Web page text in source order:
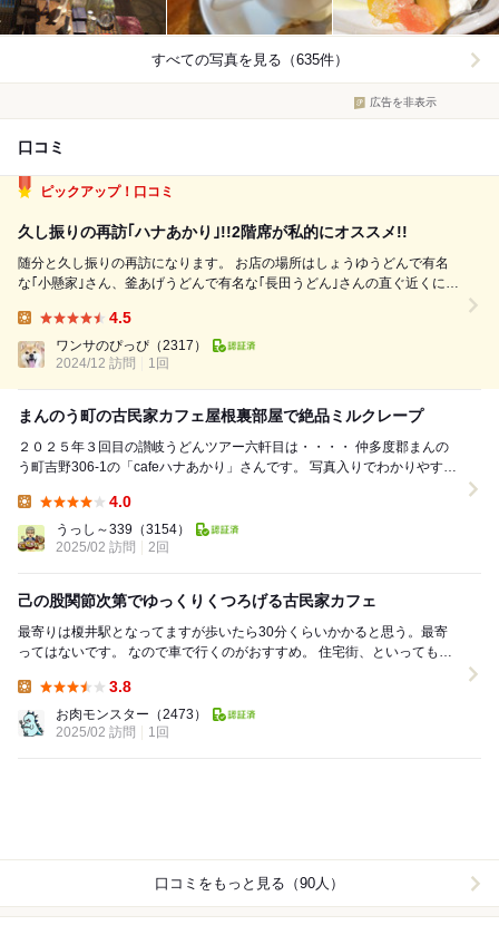
すべての写真を見る（635件）
広告を非表示
口コミ
ピックアップ！口コミ
久し振りの再訪｢ハナあかり｣!!2階席が私的にオススメ!!
随分と久し振りの再訪になります。 お店の場所はしょうゆうどんで有名
な｢小懸家｣さん、釜あげうどんで有名な｢長田うどん｣さんの直ぐ近くにあ
かりさんは｢知る人ぞ知る｣的みたいな感じのお店で、私もうどん屋に行く
のにこの県道をよ...
4.5
ワンサのぴっぴ （2317）
2024/12 訪問
1回
まんのう町の古民家カフェ屋根裏部屋で絶品ミルクレープ
２０２５年３回目の讃岐うどんツアー六軒目は・・・・ 仲多度郡まんの
う町吉野306-1の「cafeハナあかり」さんです。 写真入りでわかりやすく
4.0
うっし～339 （3154）
2025/02 訪問
2回
己の股関節次第でゆっくりくつろげる古民家カフェ
最寄りは榎井駅となってますが歩いたら30分くらいかかると思う。最寄
ってはないです。 なので車で行くのがおすすめ。 住宅街、といっても住
3.8
お肉モンスター （2473）
2025/02 訪問
1回
口コミをもっと見る（90人）